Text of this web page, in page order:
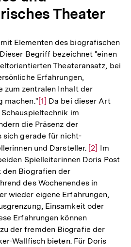
Theater
Elementen des biografischen
Begriff bezeichnet "einen
Theateransatz, bei
Erfahrungen,
zum zentralen Inhalt der
machen."Zur
Auflösung
der
Fußnote
[1] Da bei dieser Art
im
die Präsenz der
sich gerade für nicht-
und Darsteller. Zur
Auflösung
Fußnote
[2] Im
Spielleiterinnen Doris Post
den Biografien der
des Wochenendes in
wieder eigene Erfahrungen,
Einsamkeit oder
Erfahrungen können
der fremden Biografie der
Wallfisch bieten. Für Doris